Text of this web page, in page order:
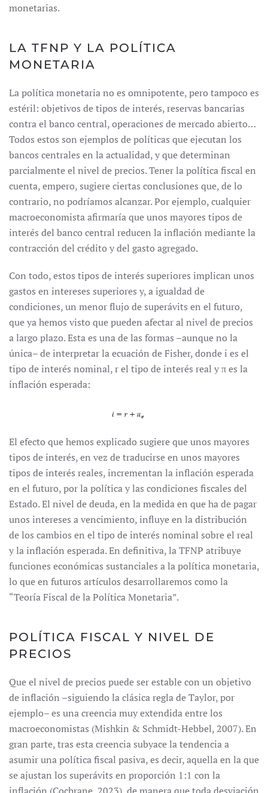
monetarias.
LA TFNP Y LA POLÍTICA
MONETARIA
La política monetaria no es omnipotente, pero tampoco es
estéril: objetivos de tipos de interés, reservas bancarias
contra el banco central, operaciones de mercado abierto…
Todos estos son ejemplos de políticas que ejecutan los
bancos centrales en la actualidad, y que determinan
parcialmente el nivel de precios. Tener la política fiscal en
cuenta, empero, sugiere ciertas conclusiones que, de lo
contrario, no podríamos alcanzar. Por ejemplo, cualquier
macroeconomista afirmaría que unos mayores tipos de
interés del banco central reducen la inflación mediante la
contracción del crédito y del gasto agregado.
Con todo, estos tipos de interés superiores implican unos
gastos en intereses superiores y, a igualdad de
condiciones, un menor flujo de superávits en el futuro,
que ya hemos visto que pueden afectar al nivel de precios
a largo plazo. Esta es una de las formas –aunque no la
única– de interpretar la ecuación de Fisher, donde i es el
tipo de interés nominal, r el tipo de interés real y π es la
inflación esperada:
El efecto que hemos explicado sugiere que unos mayores
tipos de interés, en vez de traducirse en unos mayores
tipos de interés reales, incrementan la inflación esperada
en el futuro, por la política y las condiciones fiscales del
Estado. El nivel de deuda, en la medida en que ha de pagar
unos intereses a vencimiento, influye en la distribución
de los cambios en el tipo de interés nominal sobre el real
y la inflación esperada. En definitiva, la TFNP atribuye
funciones económicas sustanciales a la política monetaria,
lo que en futuros artículos desarrollaremos como la
“Teoría Fiscal de la Política Monetaria”.
POLÍTICA FISCAL Y NIVEL DE
PRECIOS
Que el nivel de precios puede ser estable con un objetivo
de inflación –siguiendo la clásica regla de Taylor, por
ejemplo– es una creencia muy extendida entre los
macroeconomistas (Mishkin & Schmidt-Hebbel, 2007). En
gran parte, tras esta creencia subyace la tendencia a
asumir una política fiscal pasiva, es decir, aquella en la que
se ajustan los superávits en proporción 1:1 con la
inflación (Cochrane, 2023), de manera que toda desviación